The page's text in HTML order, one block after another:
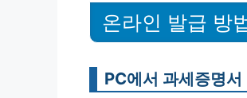
온라인 발급 방
PC에서 과세증명서